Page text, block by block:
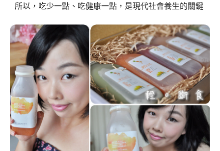
所以，吃少一點、吃健康一點，是現代社會養生的關鍵